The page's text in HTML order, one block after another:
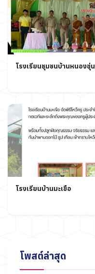
โรงเรียนชุมชนบ้านหนองขุ่น
โรงเรียนบ้านมะเขือ
โพสต์ล่าสุด